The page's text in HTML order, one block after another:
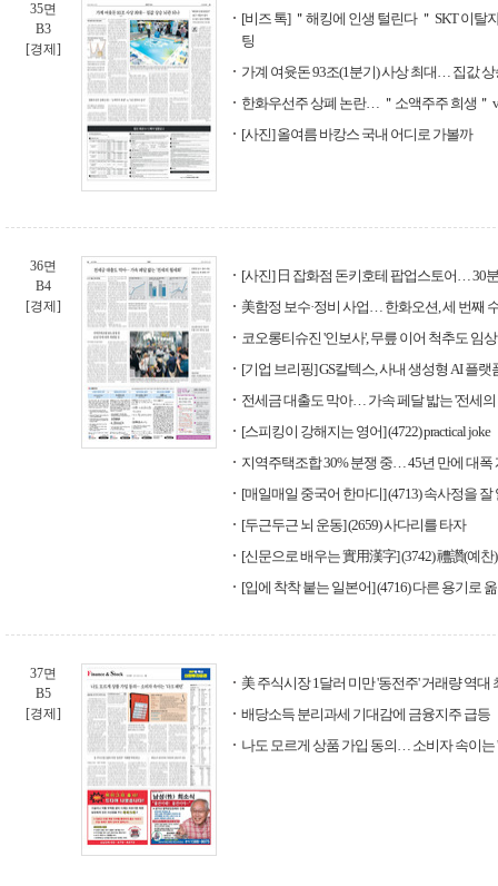
35면
B3
[경제]
[비즈 톡] ＂해킹에 인생 털린다 ＂ SKT 이탈
팅
가계 여윳돈 93조(1분기) 사상 최대… 집값
한화우선주 상폐 논란… ＂소액주주 희생＂
[사진] 올여름 바캉스 국내 어디로 가볼까
36면
B4
[경제]
[사진] 日 잡화점 돈키호테 팝업스토어… 30
美함정 보수·정비 사업… 한화오션, 세 번째
코오롱티슈진 '인보사', 무릎 이어 척추도 임상
[기업 브리핑] GS칼텍스, 사내 생성형 AI 플랫
전세금 대출도 막아… 가속 페달 밟는 '전세의
[스피킹이 강해지는 영어] (4722) practical joke
지역주택조합 30% 분쟁 중… 45년 만에 대폭
[매일매일 중국어 한마디] (4713) 속사정을 잘
[두근두근 뇌 운동] (2659) 사다리를 타자
[신문으로 배우는 實用漢字] (3742) 禮讚(예찬)
[입에 착착 붙는 일본어] (4716) 다른 용기로
37면
B5
[경제]
美 주식시장 1달러 미만 '동전주' 거래량 역대
배당소득 분리과세 기대감에 금융지주 급등
나도 모르게 상품 가입 동의… 소비자 속이는